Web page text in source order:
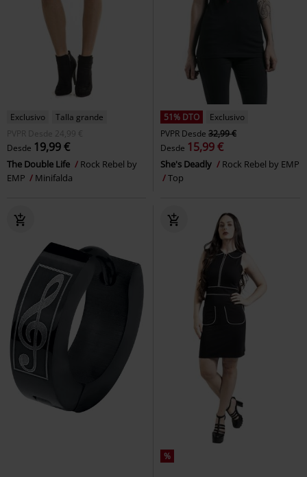
Exclusivo
Talla grande
PVPR
Desde 24,99 €
Desde 19,99 €
The Double Life
Rock Rebel by
EMP
Minifalda
51% DTO
Exclusivo
PVPR Desde 32,99 €
Desde 15,99 €
She's Deadly
Rock Rebel by EMP
Top
%